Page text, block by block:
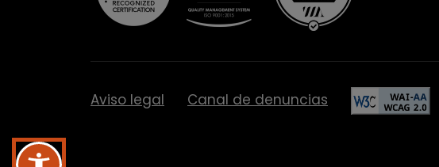
Aviso legal Canal de denuncias